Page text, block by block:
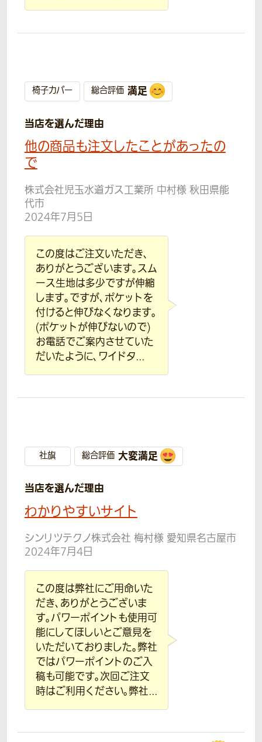
椅子カバー 総合評価 満足
当店を選んだ理由
他の商品も注文したことがあったの
で
株式会社児玉水道ガス工業所 中村様 秋田県能
代市
2024年7月5日
この度はご注文いただき、
ありがとうございます。スム
ース生地は多少ですが伸縮
します。ですが、ポケットを
付けると伸びなくなります。
(ポケットが伸びないので)
お電話でご案内させていた
だいたように、ワイドタ...
社旗 総合評価 大変満足
当店を選んだ理由
わかりやすいサイト
シンリツテクノ株式会社 梅村様 愛知県名古屋市
2024年7月4日
この度は弊社にご用命いた
だき、ありがとうございま
す。パワーポイントも使用可
能にしてほしいとご意見を
いただいておりました。弊社
ではパワーポイントのご入
稿も可能です。次回ご注文
時はご利用ください。弊社...